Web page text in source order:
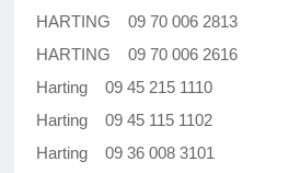
HARTING 09 70 006 2813
HARTING 09 70 006 2616
Harting 09 45 215 1110
Harting 09 45 115 1102
Harting 09 36 008 3101